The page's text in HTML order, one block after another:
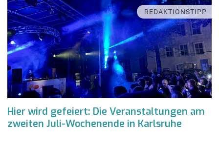
REDAKTIONSTIPP
Hier wird gefeiert: Die Veranstaltungen am
zweiten Juli-Wochenende in Karlsruhe